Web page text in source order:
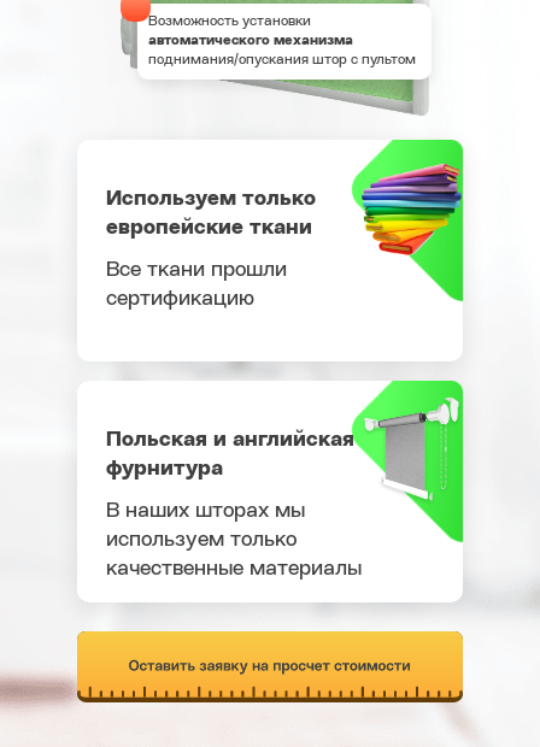
Используем только
европейские ткани
Все ткани прошли
сертификацию
Польская и английская
фурнитура
В наших шторах мы
используем только
качественные материалы
Возможность установки
автоматического механизма
поднимания/опускания штор с пультом